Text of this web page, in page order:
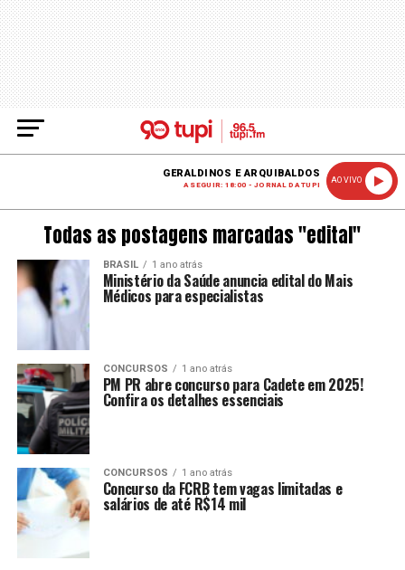
GERALDINOS E ARQUIBALDOS
A SEGUIR: 18:00 - JORNAL DA TUPI
AO VIVO
Todas as postagens marcadas "edital"
BRASIL 1 ano atrás
Ministério da Saúde anuncia edital do Mais
Médicos para especialistas
CONCURSOS 1 ano atrás
PM PR abre concurso para Cadete em 2025!
Confira os detalhes essenciais
CONCURSOS 1 ano atrás
Concurso da FCRB tem vagas limitadas e
salários de até R$14 mil